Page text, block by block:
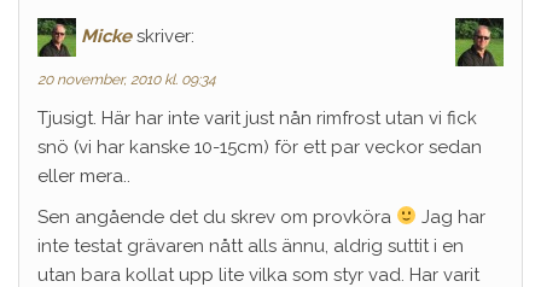
Micke skriver:
20 november, 2010 kl. 09:34
Tjusigt. Här har inte varit just nån rimfrost utan vi fick
snö (vi har kanske 10-15cm) för ett par veckor sedan
eller mera..
Sen angående det du skrev om provköra
Jag har
inte testat grävaren nått alls ännu, aldrig suttit i en
utan bara kollat upp lite vilka som styr vad. Har varit